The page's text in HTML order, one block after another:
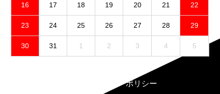
16 17 18 19 20 21 22
23 24 25 26 27 28 29
30 31 1 2 3 4 5
プライバシーポリシー